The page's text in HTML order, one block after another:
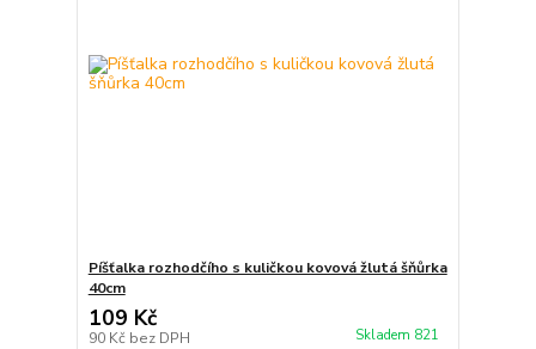
Píšťalka rozhodčího s kuličkou kovová žlutá šňůrka
40cm
109 Kč
90 Kč bez DPH Skladem 821